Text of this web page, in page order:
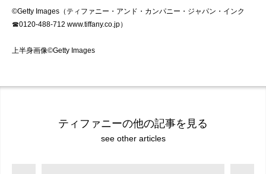
©Getty Images（ティファニー・アンド・カンパニー・ジャパン・インク
☎0120-488-712 www.tiffany.co.jp）
上半身画像©Getty Images
ティファニーの他の記事を見る
see other articles